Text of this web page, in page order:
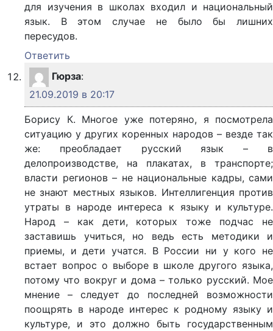
для изучения в школах входил и национальный
язык. В этом случае не было бы лишних
пересудов.
Ответить
Гюрза:
21.09.2019 в 20:17
Борису К. Многое уже потеряно, я посмотрела
ситуацию у других коренных народов – везде так
же: преобладает русский язык – в
делопроизводстве, на плакатах, в транспорте;
власти регионов – не национальные кадры, сами
не знают местных языков. Интеллигенция против
утраты в народе интереса к языку и культуре.
Народ – как дети, которых тоже подчас не
заставишь учиться, но ведь есть методики и
приемы, и дети учатся. В России ни у кого не
встает вопрос о выборе в школе другого языка,
потому что вокруг и дома – только русский. Мое
мнение – следует до последней возможности
поощрять в народе интерес к родному языку и
культуре, и это должно быть государственным